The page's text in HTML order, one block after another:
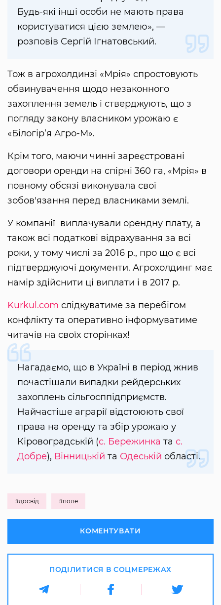
Будь-які інші особи не мають права
користуватися цією землею», —
розповів Сергій Ігнатовський.
Тож в агрохолдинзі «Мрія» спростовують
обвинувачення щодо незаконного
захоплення земель і стверджують, що з
погляду закону власником урожаю є
«Білогір’я Агро-М».
Крім того, маючи чинні зареєстровані
договори оренди на спірні 360 га, «Мрія» в
повному обсязі виконувала свої
зобов'язання перед власниками землі.
У компанії виплачували орендну плату, а
також всі податкові відрахування за всі
роки, у тому числі за 2016 р., про що є всі
підтверджуючі документи. Агрохолдинг має
намір здійснити ці виплати і в 2017 р.
Kurkul.com слідкуватиме за перебігом
конфлікту та оперативно інформуватиме
читачів на своїх сторінках!
Нагадаємо, що в Україні в період жнив
почастішали випадки рейдерських
захоплень сільгосппідприємств.
Найчастіше аграрії відстоюють свої
права на оренду та збір урожаю у
Кіровоградській (с. Бережинка та с.
Добре), Вінницькій та Одеській області.
#досвід #поле
КОМЕНТУВАТИ
ПОДІЛИТИСЯ В СОЦМЕРЕЖАХ